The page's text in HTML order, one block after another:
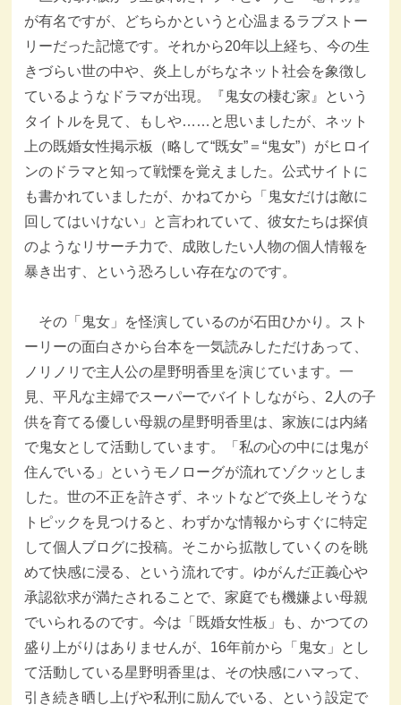
が有名ですが、どちらかというと心温まるラブストー
リーだった記憶です。それから20年以上経ち、今の生
きづらい世の中や、炎上しがちなネット社会を象徴し
ているようなドラマが出現。『鬼女の棲む家』という
タイトルを見て、もしや……と思いましたが、ネット
上の既婚女性掲示板（略して“既女”＝“鬼女”）がヒロイ
ンのドラマと知って戦慄を覚えました。公式サイトに
も書かれていましたが、かねてから「鬼女だけは敵に
回してはいけない」と言われていて、彼女たちは探偵
のようなリサーチ力で、成敗したい人物の個人情報を
暴き出す、という恐ろしい存在なのです。
その「鬼女」を怪演しているのが石田ひかり。スト
ーリーの面白さから台本を一気読みしただけあって、
ノリノリで主人公の星野明香里を演じています。一
見、平凡な主婦でスーパーでバイトしながら、2人の子
供を育てる優しい母親の星野明香里は、家族には内緒
で鬼女として活動しています。「私の心の中には鬼が
住んでいる」というモノローグが流れてゾクッとしま
した。世の不正を許さず、ネットなどで炎上しそうな
トピックを見つけると、わずかな情報からすぐに特定
して個人ブログに投稿。そこから拡散していくのを眺
めて快感に浸る、という流れです。ゆがんだ正義心や
承認欲求が満たされることで、家庭でも機嫌よい母親
でいられるのです。今は「既婚女性板」も、かつての
盛り上がりはありませんが、16年前から「鬼女」とし
て活動している星野明香里は、その快感にハマって、
引き続き晒し上げや私刑に励んでいる、という設定で